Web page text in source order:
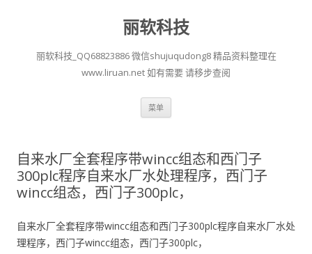
丽软科技
丽软科技_QQ68823886 微信shujuqudong8 精品资料整理在
www.liruan.net 如有需要 请移步查阅
菜单
自来水厂全套程序带wincc组态和西门子
300plc程序自来水厂水处理程序，西门子
wincc组态，西门子300plc，
自来水厂全套程序带wincc组态和西门子300plc程序自来水厂水处
理程序，西门子wincc组态，西门子300plc，